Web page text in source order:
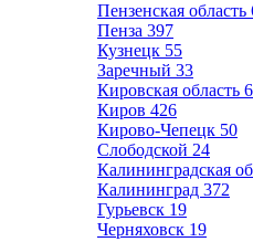
Пензенская область
Пенза 397
Кузнецк 55
Заречный 33
Кировская область
Киров 426
Кирово-Чепецк 50
Слободской 24
Калининградская
Калининград 372
Гурьевск 19
Черняховск 19